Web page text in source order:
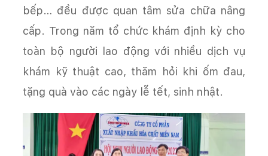
bếp… đều được quan tâm sửa chữa nâng
cấp. Trong năm tổ chức khám định kỳ cho
toàn bộ người lao động với nhiều dịch vụ
khám kỹ thuật cao, thăm hỏi khi ốm đau,
tặng quà vào các ngày lễ tết, sinh nhật.